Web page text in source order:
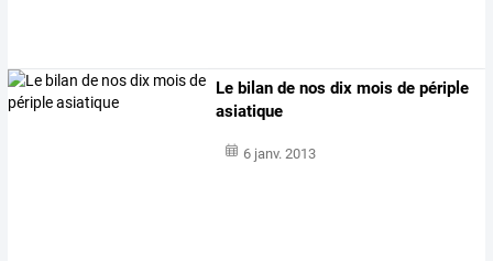
Le bilan de nos dix mois de périple
asiatique
6 janv. 2013